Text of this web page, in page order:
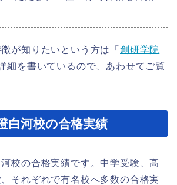
が知りたいという方は「創研学院
細を書いているので、あわせてご覧
白河校の合格実績
校の合格実績です。中学受験、高
それぞれで有名校へ多数の合格実